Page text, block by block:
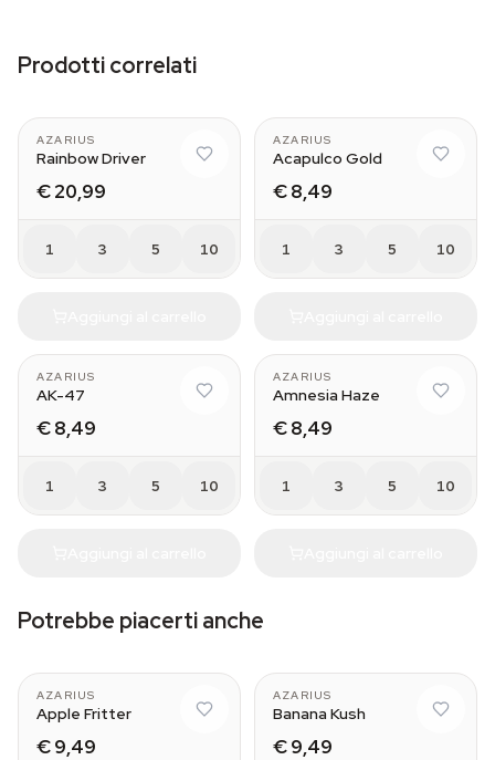
Prodotti correlati
AZARIUS
Rainbow Driver
€ 20,99
1 3 5 10
AZARIUS
Acapulco Gold
€ 8,49
1 3 5 10
AZARIUS
AK-47
€ 8,49
1 3 5 10
AZARIUS
Amnesia Haze
€ 8,49
1 3 5 10
Potrebbe piacerti anche
AZARIUS
Apple Fritter
€ 9,49
AZARIUS
Banana Kush
€ 9,49